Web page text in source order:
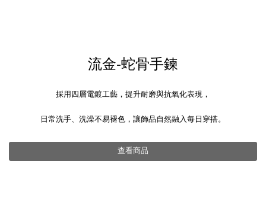
流金-蛇骨手鍊
採用四層電鍍工藝，提升耐磨與抗氧化表現，
日常洗手、洗澡不易褪色，讓飾品自然融入每日穿搭。
查看商品